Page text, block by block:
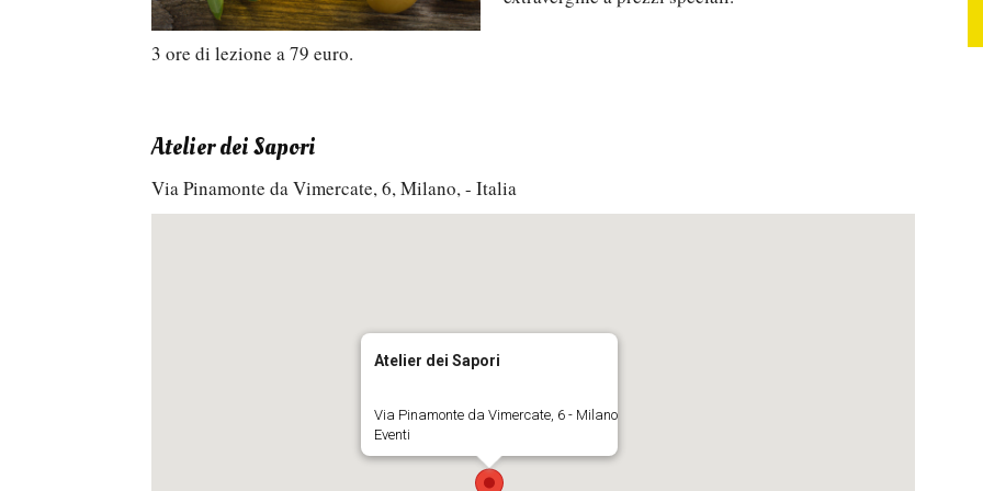
3 ore di lezione a 79 euro.
Atelier dei Sapori
Via Pinamonte da Vimercate, 6, Milano, - Italia
Atelier dei Sapori
Via Pinamonte da Vimercate, 6 - Milano
Eventi